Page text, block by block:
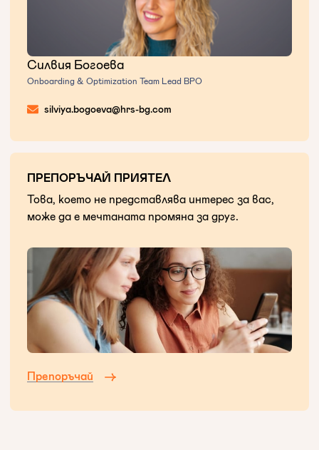
Силвия Богоева
Onboarding & Optimization Team Lead BPO
silviya.bogoeva@hrs-bg.com
ПРЕПОРЪЧАЙ ПРИЯТЕЛ
Това, което не представлява интерес за вас,
може да е мечтаната промяна за друг.
Препоръчай